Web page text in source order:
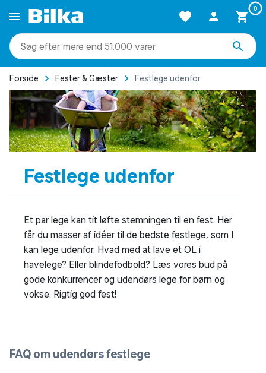
0
mere end 51.000 varer
Forside Fester & Gæster Festlege udenfor
Festlege udenfor
Et par lege kan tit løfte stemningen til en fest. Her
får du masser af idéer til de bedste festlege, som I
kan lege udenfor. Hvad med at lave et OL i
havelege? Eller blindefodbold? Læs vores bud på
gode konkurrencer og udendørs lege for børn og
vokse. Rigtig god fest!
FAQ om udendørs festlege